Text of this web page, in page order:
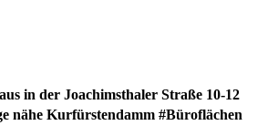
in der Joachimsthaler Straße 10-12
nähe Kurfürstendamm #Büroflächen